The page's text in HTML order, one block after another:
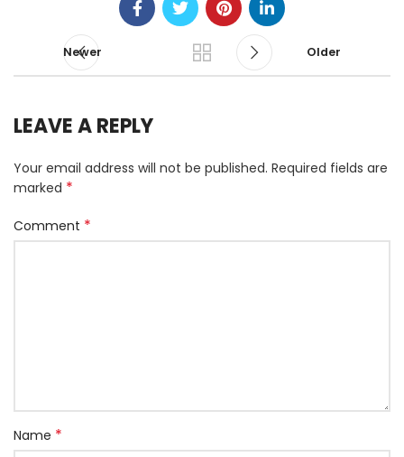
Newer Older
LEAVE A REPLY
Your email address will not be published. Required fields are
marked *
Comment *
Name *